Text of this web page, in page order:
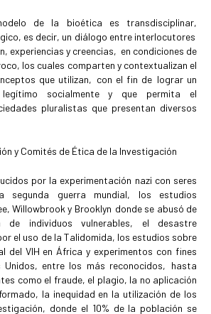
de la bioética es transdisciplinar,
es decir, un diálogo entre interlocutores
experiencias y creencias, en condiciones de
los cuales comparten y contextualizan el
que utilizan, con el fin de lograr un
socialmente y que permita el
pluralistas que presentan diversos
y Comités de Ética de la Investigación
por la experimentación nazi con seres
segunda guerra mundial, los estudios
Willowbrook y Brooklyn donde se abusó de
de individuos vulnerables, el desastre
el uso de la Talidomida, los estudios sobre
del VIH en África y experimentos con fines
Unidos, entre los más reconocidos, hasta
como el fraude, el plagio, la no aplicación
la inequidad en la utilización de los
donde el 10% de la población se